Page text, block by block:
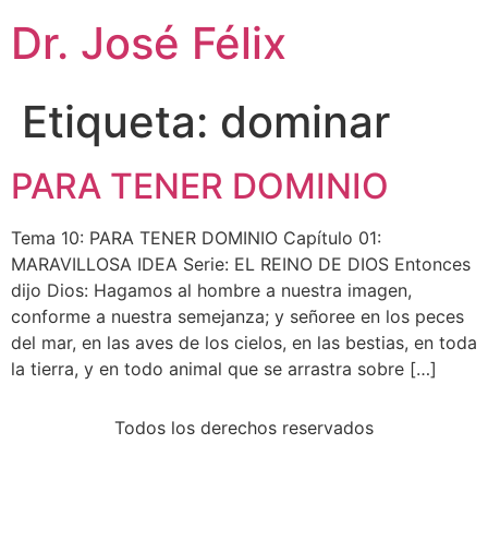
Dr. José Félix
Etiqueta: dominar
PARA TENER DOMINIO
Tema 10: PARA TENER DOMINIO Capítulo 01:
MARAVILLOSA IDEA Serie: EL REINO DE DIOS Entonces
dijo Dios: Hagamos al hombre a nuestra imagen,
conforme a nuestra semejanza; y señoree en los peces
del mar, en las aves de los cielos, en las bestias, en toda
la tierra, y en todo animal que se arrastra sobre […]
Todos los derechos reservados